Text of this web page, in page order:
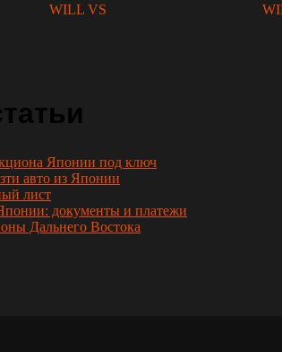
WILL VS
Японии под ключ
авто из Японии
лист
документы и платежи
Дальнего Востока